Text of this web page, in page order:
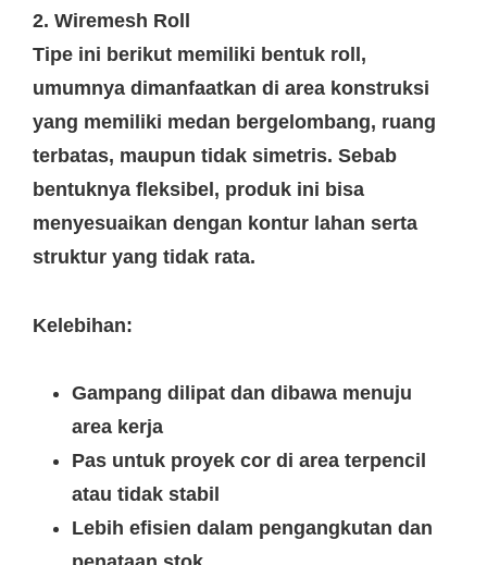
2. Wiremesh Roll
Tipe ini berikut memiliki bentuk roll,
umumnya dimanfaatkan di area konstruksi
yang memiliki medan bergelombang, ruang
terbatas, maupun tidak simetris. Sebab
bentuknya fleksibel, produk ini bisa
menyesuaikan dengan kontur lahan serta
struktur yang tidak rata.
Kelebihan:
Gampang dilipat dan dibawa menuju
area kerja
Pas untuk proyek cor di area terpencil
atau tidak stabil
Lebih efisien dalam pengangkutan dan